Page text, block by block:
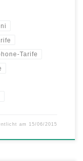
Tarife
am 15/06/2015